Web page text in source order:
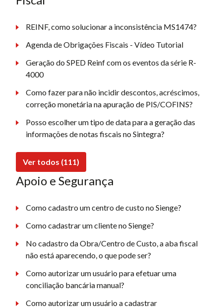
REINF, como solucionar a inconsistência MS1474?
Agenda de Obrigações Fiscais - Vídeo Tutorial
Geração do SPED Reinf com os eventos da série R-
4000
Como fazer para não incidir descontos, acréscimos,
correção monetária na apuração de PIS/COFINS?
Posso escolher um tipo de data para a geração das
informações de notas fiscais no Sintegra?
Ver todos (111)
Apoio e Segurança
Como cadastro um centro de custo no Sienge?
Como cadastrar um cliente no Sienge?
No cadastro da Obra/Centro de Custo, a aba fiscal
não está aparecendo, o que pode ser?
Como autorizar um usuário para efetuar uma
conciliação bancária manual?
Como autorizar um usuário a cadastrar